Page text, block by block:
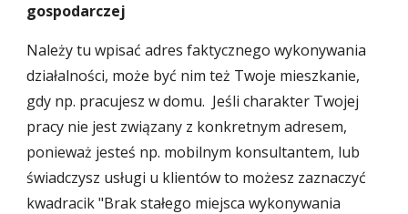
gospodarczej
Należy tu wpisać adres faktycznego wykonywania
działalności, może być nim też Twoje mieszkanie,
gdy np. pracujesz w domu. Jeśli charakter Twojej
pracy nie jest związany z konkretnym adresem,
ponieważ jesteś np. mobilnym konsultantem, lub
świadczysz usługi u klientów to możesz zaznaczyć
kwadracik "Brak stałego miejsca wykonywania